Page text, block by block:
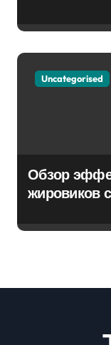
Uncategorised
Обзор
жировиков